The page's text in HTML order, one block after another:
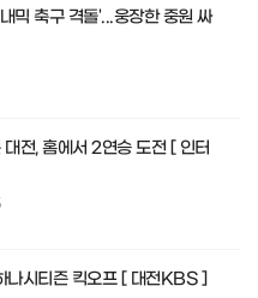
믹 축구 격돌'...웅장한 중원 싸
전, 홈에서 2연승 도전 [ 인터
나시티즌 킥오프 [ 대전KBS ]